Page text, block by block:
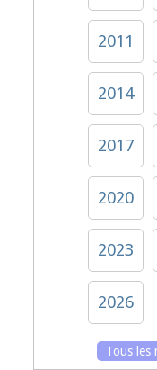
2011
2014
2017
2020
2023
2026
Tous les